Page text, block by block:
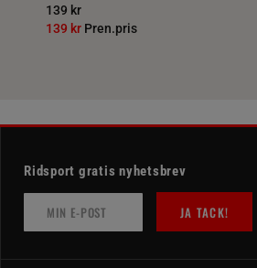
139 kr
139 kr Pren.pris
Ridsport gratis nyhetsbrev
JA TACK!